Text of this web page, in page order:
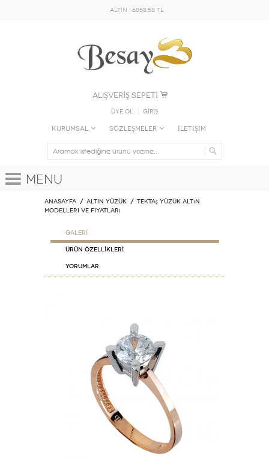
ALTIN : 6858.58 TL
ALIŞVERİŞ SEPETİ
Üye Ol GİRİŞ
KURUMSAL SÖZLEŞMELER İLETİŞİM
Menu
Anasayfa ALTIN YÜZÜK
Tektaş Yüzük Altın
Modelleri ve Fiyatları
GALERİ
ÜRÜN ÖZELLİKLERİ
Yorumlar